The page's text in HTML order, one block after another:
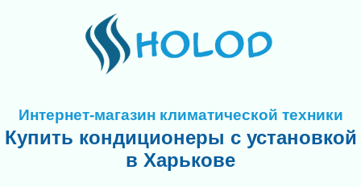
Интернет-магазин климатической техники
Купить кондиционеры с установкой
в Харькове